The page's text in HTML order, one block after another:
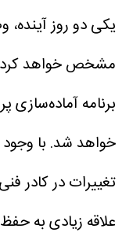
یکی دو روز
مشخص خواهد کرد.
برنامه‌ آماده‌سازی
خواهد شد. با وجود
تغییرات در کادر
علاقه زیادی به